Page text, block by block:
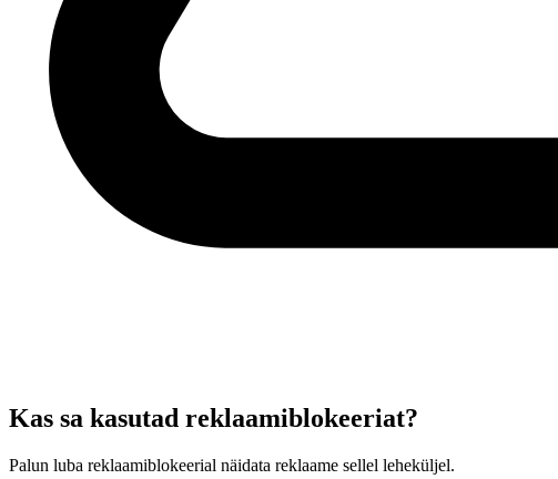
Kas sa kasutad reklaamiblokeeriat?
Palun luba reklaamiblokeerial näidata reklaame sellel leheküljel.